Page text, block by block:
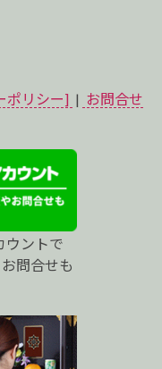
ポリシー] | お問合せ
ウントで
問合せも